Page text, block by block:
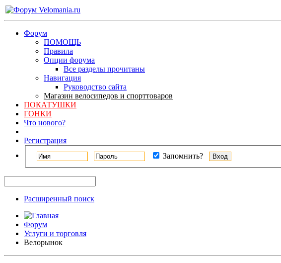
Форум
ПОМОЩЬ
Правила
Опции форума
Все разделы прочитаны
Навигация
Руководство сайта
Магазин велосипедов и спорттоваров
ПОКАТУШКИ
ГОНКИ
Что нового?
Регистрация
Запомнить?
Расширенный поиск
Форум
Услуги и торговля
Велорынок